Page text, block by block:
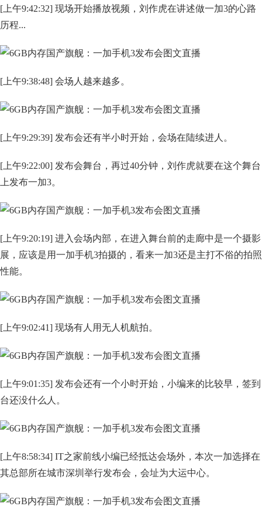
[上午9:42:32] 现场开始播放视频，刘作虎在讲述做一加3的心路
历程...
[上午9:38:48] 会场人越来越多。
[上午9:29:39] 发布会还有半小时开始，会场在陆续进人。
[上午9:22:00] 发布会舞台，再过40分钟，刘作虎就要在这个舞台
上发布一加3。
[上午9:20:19] 进入会场内部，在进入舞台前的走廊中是一个摄影
展，应该是用一加手机3拍摄的，看来一加3还是主打不俗的拍照
性能。
[上午9:02:41] 现场有人用无人机航拍。
[上午9:01:35] 发布会还有一个小时开始，小编来的比较早，签到
台还没什么人。
[上午8:58:34] IT之家前线小编已经抵达会场外，本次一加选择在
其总部所在城市深圳举行发布会，会址为大运中心。